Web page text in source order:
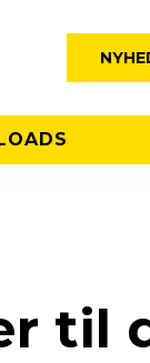
til